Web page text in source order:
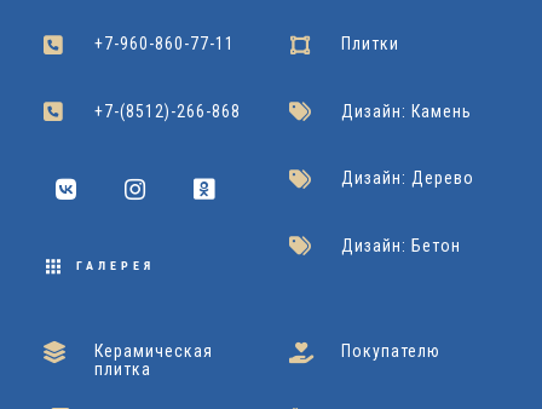
+7-960-860-77-11
+7-(8512)-266-868
ГАЛЕРЕЯ
Плитки
Дизайн: Камень
Дизайн: Дерево
Дизайн: Бетон
Керамическая
плитка
Покупателю